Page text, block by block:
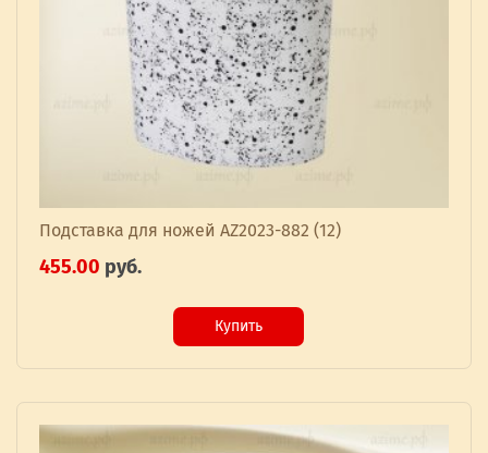
Подставка для ножей AZ2023-882 (12)
455.00 руб.
Купить